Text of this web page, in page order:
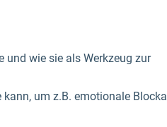
und wie sie als Werkzeug zur
um z.B. emotionale